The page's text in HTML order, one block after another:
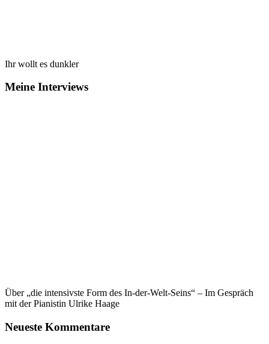
Ihr wollt es dunkler
Meine Interviews
Über „die intensivste Form des In-der-Welt-Seins“ – Im Gespräch
mit der Pianistin Ulrike Haage
Neueste Kommentare